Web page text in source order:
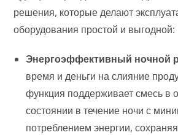
решения, которые делают
оборудования простой и выгодной:
Энергоэффективный ночной
время и деньги на слияние
функция поддерживает смесь в
состоянии в течение ночи с
потреблением энергии,